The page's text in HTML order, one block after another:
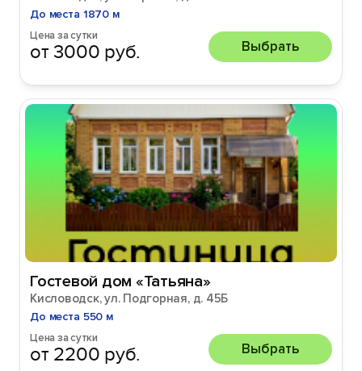
До места 1870 м
Цена за сутки
от 3000 руб. Выбрать
Гостевой дом «Татьяна»
Кисловодск, ул. Подгорная, д. 45Б
До места 550 м
Цена за сутки
от 2200 руб. Выбрать